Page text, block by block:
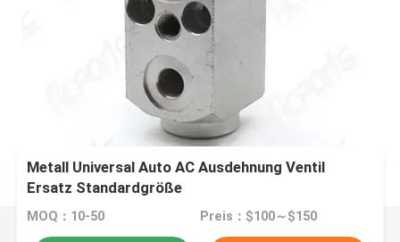
Metall Universal Auto AC Ausdehnung Ventil
Ersatz Standardgröße
MOQ：10-50 Preis：$100～$150